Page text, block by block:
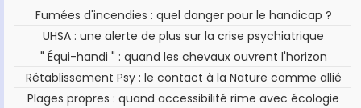
Fumées d'incendies : quel danger pour le handicap ?
UHSA : une alerte de plus sur la crise psychiatrique
" Équi-handi " : quand les chevaux ouvrent l'horizon
Rétablissement Psy : le contact à la Nature comme allié
Plages propres : quand accessibilité rime avec écologie